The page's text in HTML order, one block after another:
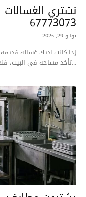
نشتري الغسالات
67773073
يوليو 29, 2026
إذا كانت لديك غسالة
تأخذ مساحة في البيت، فنحن هنا مع أبو خالد نسهل عليك...